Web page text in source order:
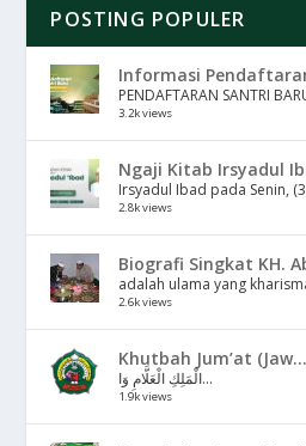
POSTING POPULER
Informasi
PENDAFTARAN SANTRI
3.2k views
Ngaji Kitab Irsyadul
Irsyadul Ibad pada Senin,
2.8k views
Biografi Singkat KH.
adalah ulama yang
2.6k views
Khutbah Jum’at (Jaw...
الْمَلِكِ الْعَلَّامِ وَا...
1.9k views